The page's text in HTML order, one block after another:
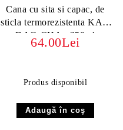
Cana cu sita si capac, de
sticla termorezistenta KAN
DAO CHA - 350ml
64.00Lei
Produs disponibil